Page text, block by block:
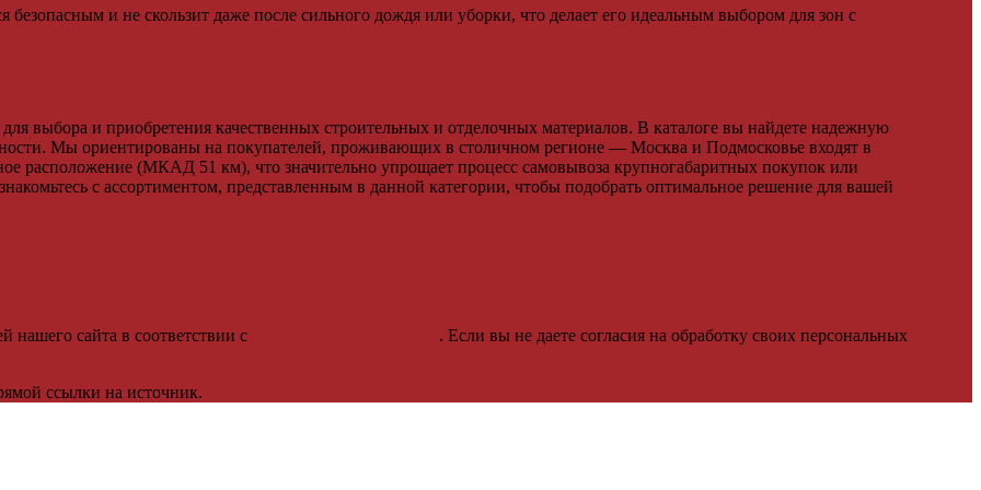
безопасным и не скользит даже после сильного дождя или уборки, что делает его идеальным выбором для зон с
выбора и приобретения качественных строительных и отделочных материалов. В каталоге вы найдете надежную
Мы ориентированы на покупателей, проживающих в столичном регионе — Москва и Подмосковье входят в
расположение (МКАД 51 км), что значительно упрощает процесс самовывоза крупногабаритных покупок или
с ассортиментом, представленным в данной категории, чтобы подобрать оптимальное решение для вашей
нашего сайта в соответствии с
. Если вы не даете согласия на обработку своих персональных
ссылки на источник.